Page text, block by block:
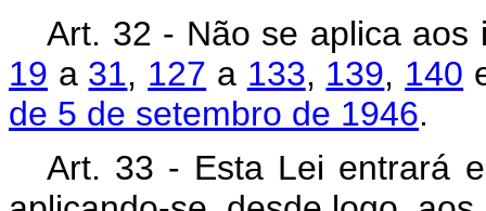
Art. 32 - Não se aplica
19 a 31, 127 a 133, 139, 140
de 5 de setembro de 1946.
Art. 33 - Esta Lei entrará